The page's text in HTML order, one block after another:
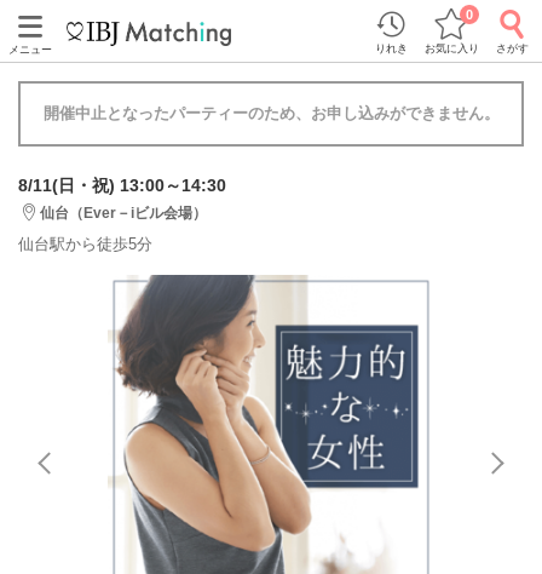
メニュー りれき お気に入り
0
さがす
開催中止となったパーティーのため、お申し込みができません。
8/11(日・祝) 13:00～14:30
仙台（Ever－iビル会場）
仙台駅から徒歩5分